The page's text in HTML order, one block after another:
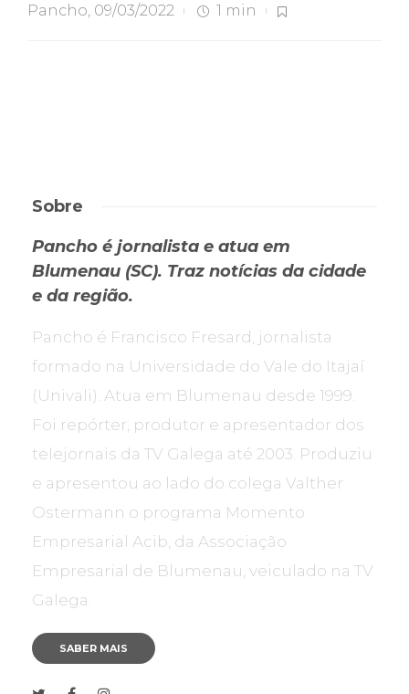
Pancho, 09/03/2022 1 min
Sobre
Pancho é jornalista e atua em
Blumenau (SC). Traz notícias da cidade
e da região.
Pancho é Francisco Fresard, jornalista
formado na Universidade do Vale do Itajaí
(Univali). Atua em Blumenau desde 1999.
Foi repórter, produtor e apresentador dos
telejornais da TV Galega até 2003. Produziu
e apresentou ao lado do colega Valther
Ostermann o programa Momento
Empresarial Acib, da Associação
Empresarial de Blumenau, veiculado na TV
Galega.
SABER MAIS